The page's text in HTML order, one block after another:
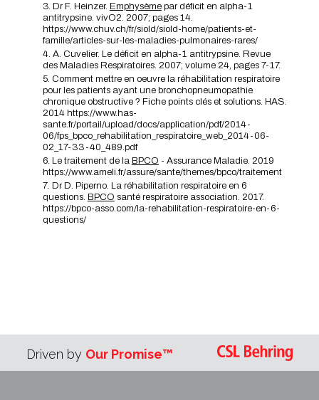
Dr F. Heinzer. Emphysèmepar déficit en alpha-1
antitrypsine. vivO2. 2007; pages 14.
https://www.chuv.ch/fr/siold/siold-home/patients-et-
famille/articles-sur-les-maladies-pulmonaires-rares/
A. Cuvelier. Le déficit en alpha-1 antitrypsine. Revue
des Maladies Respiratoires. 2007; volume 24, pages 7-17.
Comment mettre en oeuvre la réhabilitation respiratoire
pour les patients ayant une bronchopneumopathie
chronique obstructive ? Fiche points clés et solutions. HAS.
2014 https://www.has-
sante.fr/portail/upload/docs/application/pdf/2014-
06/fps_bpco_rehabilitation_respiratoire_web_2014-06-
02_17-33-40_489.pdf
Le traitement de la BPCO - Assurance Maladie. 2019
https://www.ameli.fr/assure/sante/themes/bpco/traitement
Dr D. Piperno. La réhabilitation respiratoire en 6
questions. BPCO santé respiratoire association. 2017.
https://bpco-asso.com/la-rehabilitation-respiratoire-en-6-
questions/
Driven by Our Promise™